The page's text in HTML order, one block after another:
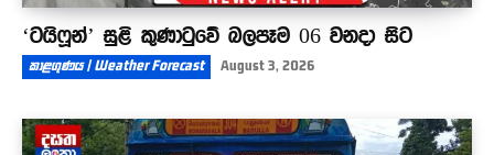
‘ටයිෆූන්’ සුළි කුණාටුවේ බලපෑම 06 වනදා සිට
කාළගුණය | Weather Forecast August 3, 2026